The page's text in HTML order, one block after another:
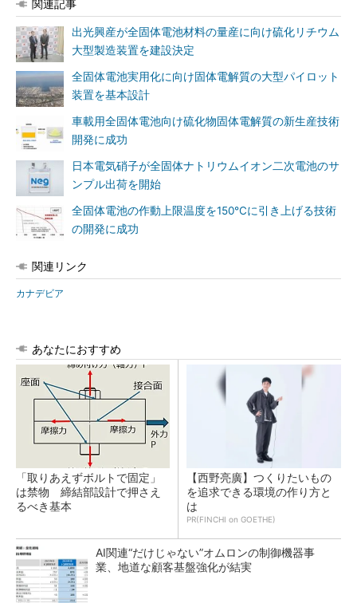
関連記事
出光興産が全固体電池材料の量産に向け硫化リチウム
大型製造装置を建設決定
全固体電池実用化に向け固体電解質の大型パイロット
装置を基本設計
車載用全固体電池向け硫化物固体電解質の新生産技術
開発に成功
日本電気硝子が全固体ナトリウムイオン二次電池のサ
ンプル出荷を開始
全固体電池の作動上限温度を150℃に引き上げる技術
の開発に成功
関連リンク
カナデビア
あなたにおすすめ
「取りあえずボルトで固定」
は禁物 締結部設計で押さえ
るべき基本
【西野亮廣】つくりたいもの
を追求できる環境の作り方と
は
PR(FINCHI on GOETHE)
AI関連“だけじゃない”オムロンの制御機器事
業、地道な顧客基盤強化が結実